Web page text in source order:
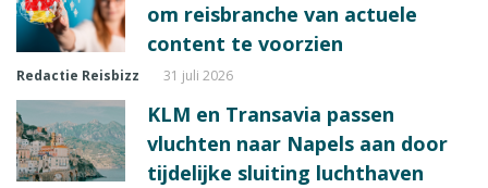
om reisbranche van actuele
content te voorzien
Redactie Reisbizz 31 juli 2026
KLM en Transavia passen
vluchten naar Napels aan door
tijdelijke sluiting luchthaven